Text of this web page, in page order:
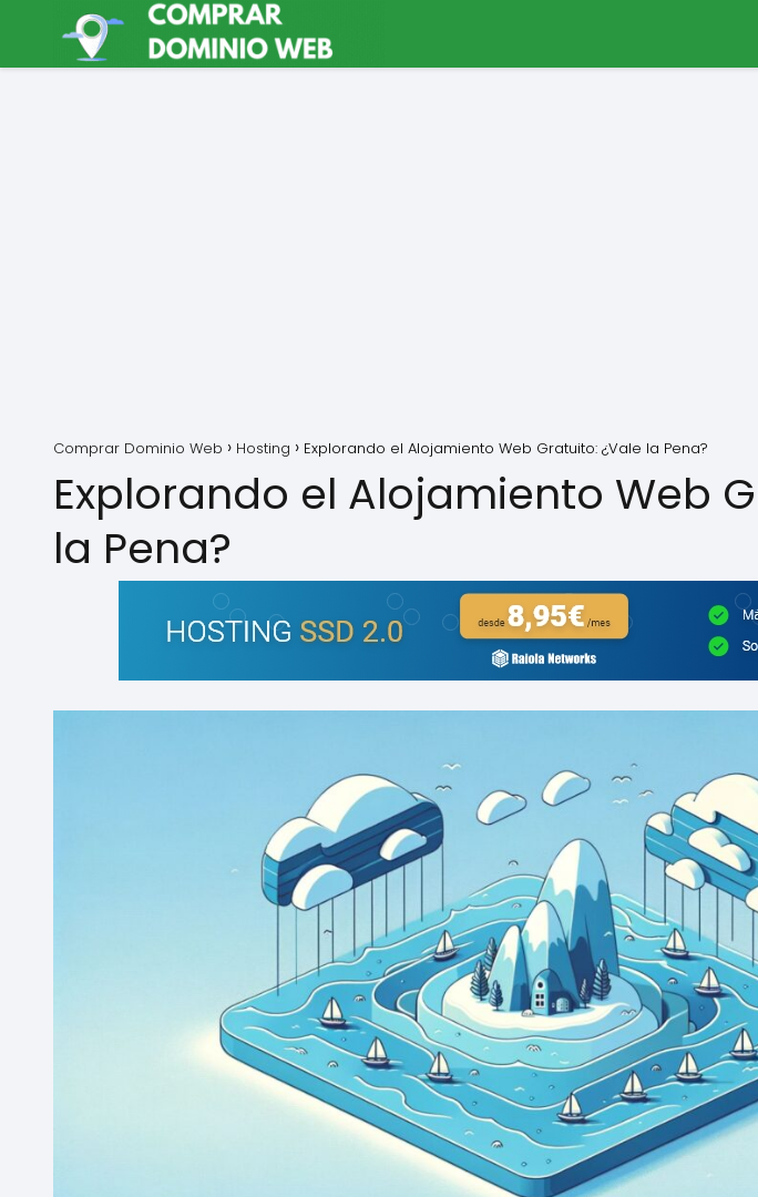
Comprar Dominio Web Hosting Explorando el Alojamiento Web Gratuito: ¿Vale la Pena?
Explorando el Alojamiento Web
la Pena?